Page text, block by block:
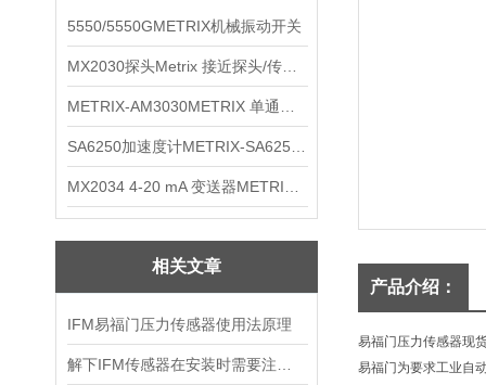
5550/5550GMETRIX机械振动开关
相关文章
IFM易福门压力传感器使用法原理
产品介绍：
易福门压力传感器现
易福门为要求工业自